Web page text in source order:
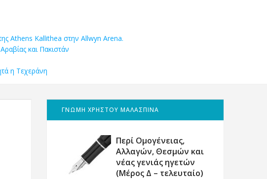
Athens Kallithea στην Allwyn Arena.
και Πακιστάν
η Τεχεράνη
ΓΝΩΜΗ ΧΡΗΣΤΟΥ ΜΑΛΑΣΠΙΝΑ
Περί Ομογένειας,
Αλλαγών, Θεσμών και
νέας γενιάς ηγετών
(Μέρος Δ – τελευταίο)